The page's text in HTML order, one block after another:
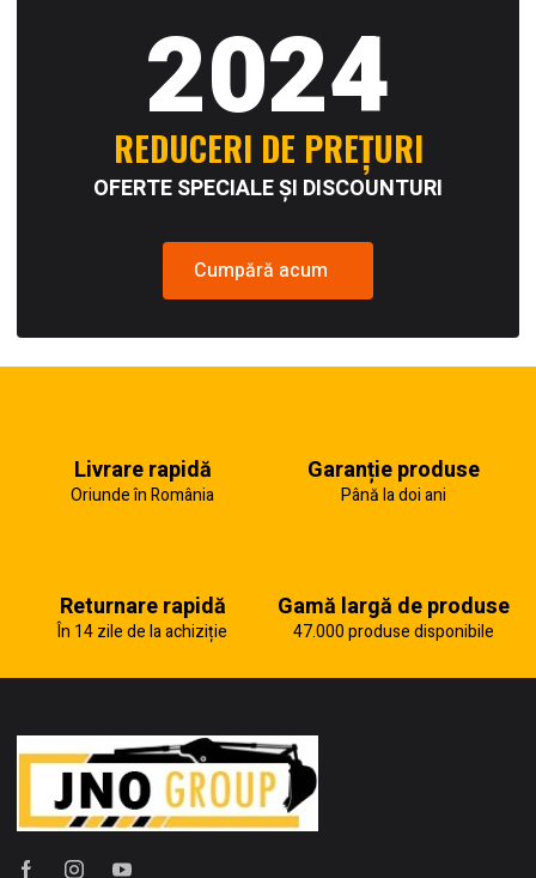
2024
REDUCERI DE PREȚURI
OFERTE SPECIALE ȘI DISCOUNTURI
Cumpără acum
Livrare rapidă
Oriunde în România
Garanție produse
Până la doi ani
Returnare rapidă
În 14 zile de la achiziție
Gamă largă de produse
47.000 produse disponibile